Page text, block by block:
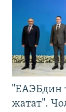
"ЕАЭБдин
жатат".